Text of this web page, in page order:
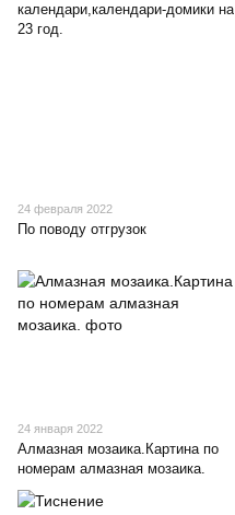
календари,календари-домики на
23 год.
24 февраля 2022
По поводу отгрузок
24 января 2022
Алмазная мозаика.Картина по
номерам алмазная мозаика.